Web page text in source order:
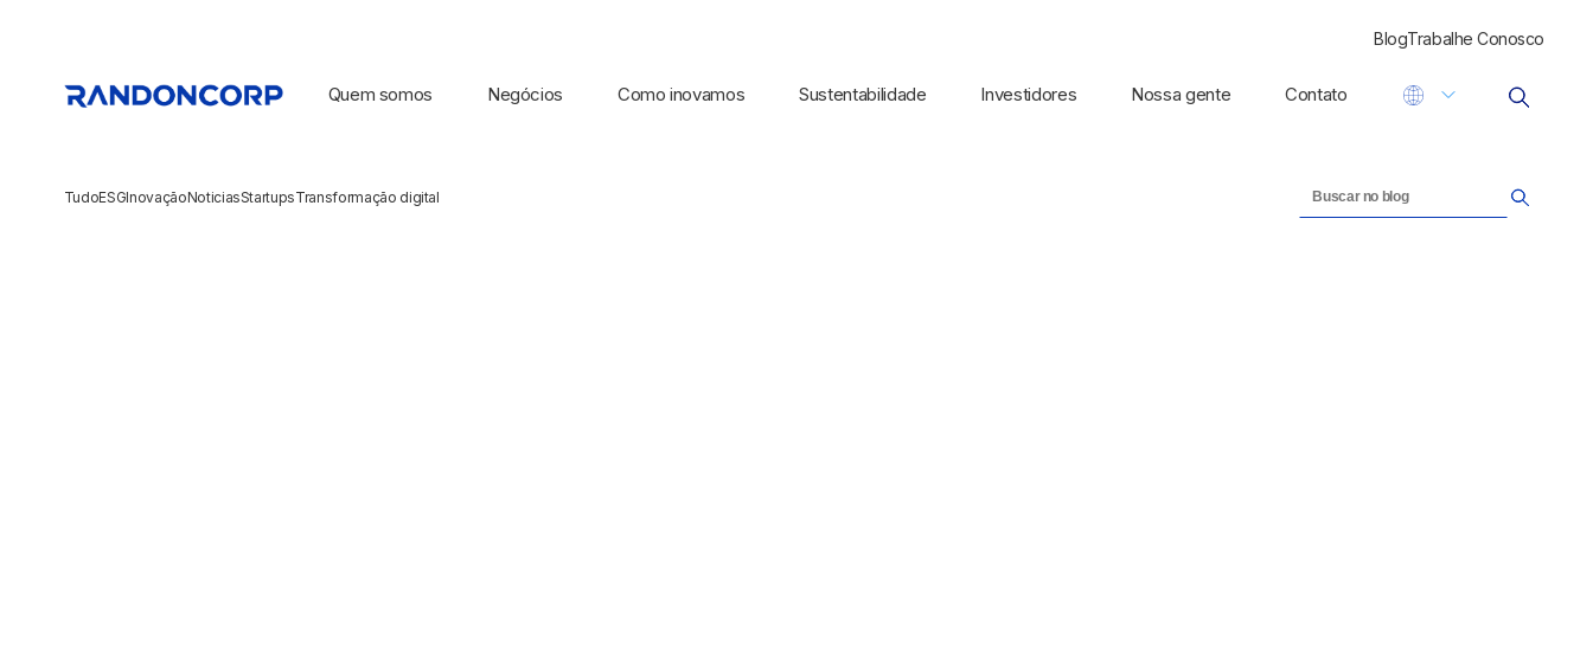
BlogTrabalhe Conosco
Quem somos Negócios Como inovamos Sustentabilidade Investidores Nossa gente Contato
TudoESGInovaçãoNoticiasStartupsTransformação digital